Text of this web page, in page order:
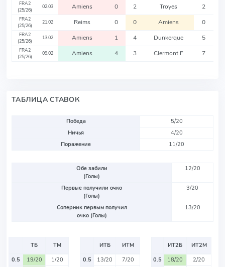
FRA2
(25/26)
02.03 Amiens 0 2 Troyes 2
FRA2
(25/26)
21.02 Reims 0 0 Amiens 0
FRA2
(25/26)
13.02 Amiens 1 4 Dunkerque 5
FRA2
(25/26)
09.02 Amiens 4 3 Clermont F 7
ТАБЛИЦА СТАВОК
Победа
5/20
Ничья
4/20
Поражение
11/20
Обе забили
(Голы)
12/20
Первые получили очко
(Голы)
3/20
Соперник первым получил
очко (Голы)
13/20
ТБ
ТМ
0.5
19/20
1/20
ИТБ
ИТМ
0.5
13/20
7/20
ИТ2Б
ИТ2М
0.5
18/20
2/20